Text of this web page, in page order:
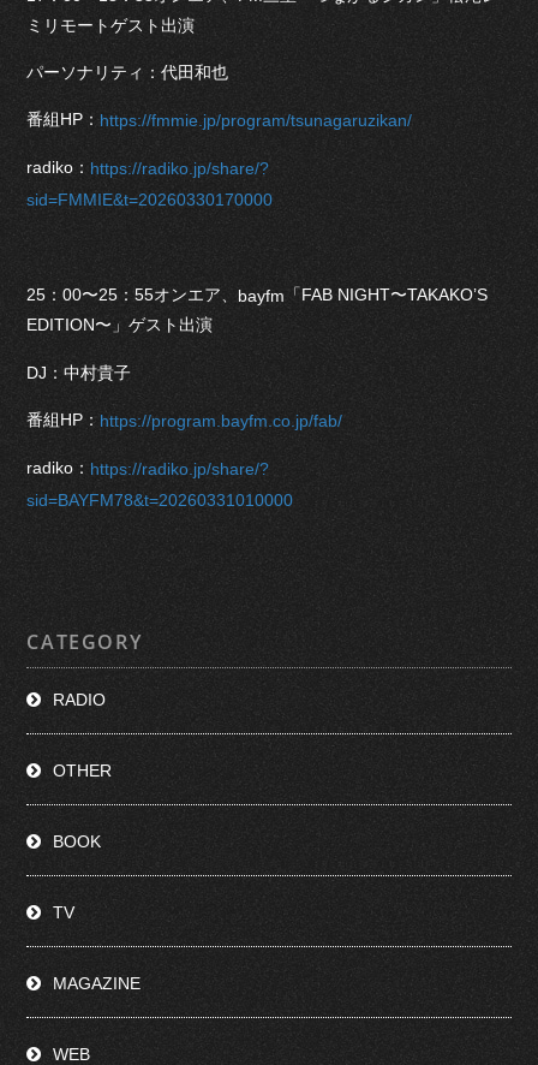
ミリモートゲスト出演
パーソナリティ：代田和也
番組HP： https://fmmie.jp/program/tsunagaruzikan/
radiko： https://radiko.jp/share/?
sid=FMMIE&t=20260330170000
25：00〜25：55オンエア、 bayfm 「FAB NIGHT〜TAKAKO’S
EDITION〜」ゲスト出演
DJ：中村貴子
番組HP： https://program.bayfm.co.jp/fab/
radiko： https://radiko.jp/share/?
sid=BAYFM78&t=20260331010000
CATEGORY
RADIO
OTHER
BOOK
TV
MAGAZINE
WEB